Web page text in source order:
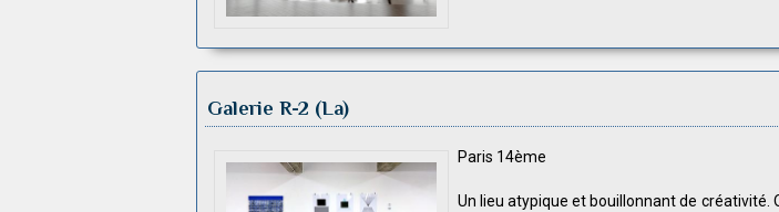
Galerie R-2 (La)
Paris 14ème
Un lieu atypique et bouillonnant de créativité.